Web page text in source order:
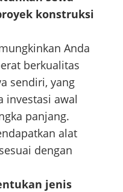
konstruksi
Anda
berkualitas
sendiri, yang
investasi awal
panjang.
alat
dengan
jenis